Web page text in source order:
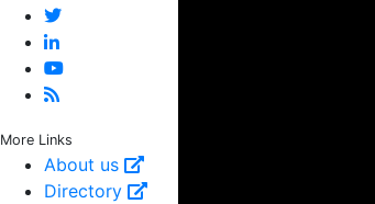
More Links
About us
Directory